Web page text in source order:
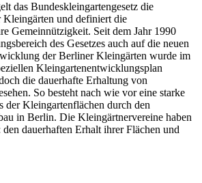
das Bundeskleingartengesetz die
und definiert die
Gemeinnützigkeit. Seit dem Jahr 1990
des Gesetzes auch auf die neuen
der Berliner Kleingärten wurde im
Kleingartenentwicklungsplan
die dauerhafte Erhaltung von
So besteht nach wie vor eine starke
der Kleingartenflächen durch den
in Berlin. Die Kleingärtnervereine haben
dauerhaften Erhalt ihrer Flächen und